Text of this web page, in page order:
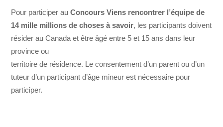
Pour participer auConcours Viens rencontrer l’équipe de
14 mille millions de choses à savoir, les participants doivent
résider au Canada et être âgé entre 5 et 15 ans dans leur
province ou
territoire de résidence. Le consentement d’un parent ou d’un
tuteur d’un participant d’âge mineur est nécessaire pour
participer.